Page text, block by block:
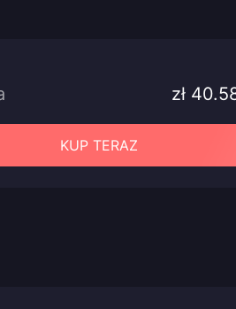
zł
KUP TERAZ